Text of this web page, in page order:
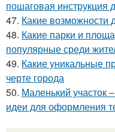
пошаговая инструкция
47. Какие возможности
48. Какие парки и
популярные среди
49. Какие уникальные
черте города
50. Маленький участок
идеи для оформления